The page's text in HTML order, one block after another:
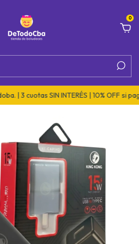
0
| 3 cuotas SIN INTERÉS | 10% OFF si